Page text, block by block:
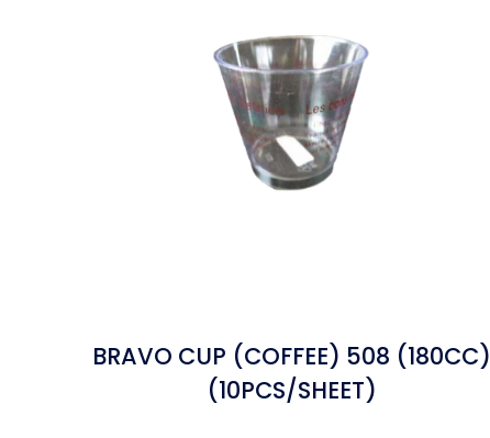
BRAVO CUP (COFFEE) 508 (180CC)
(10PCS/SHEET)